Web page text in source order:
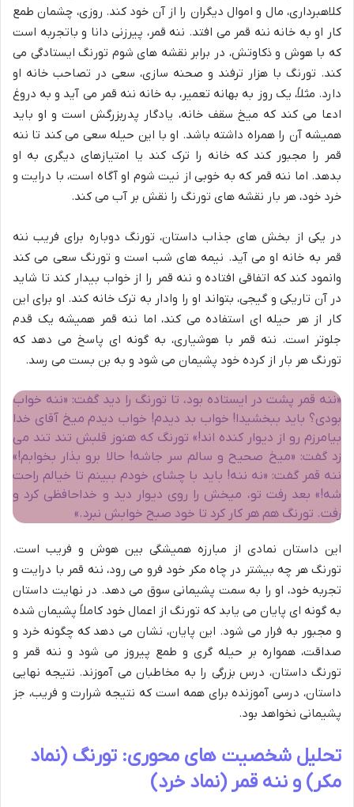
کلاهبرداری، مال و اموال دیگران را از آن خود کند. روزی، چشمان طمع
کار او به خانه ننه قمر می افتد. ننه قمر، پیرزنی دانا و باتجربه است
که با هوش و ذکاوتش، در برابر نقشه های شوم تورنگ ایستادگی می
کند. تورنگ با هزار ترفند و صحنه سازی، سعی در تصاحب خانه او
دارد. مثلاً، یک روز به بهانه تعمیر، به خانه ننه قمر می آید و به دروغ
ادعا می کند که میخ سقف خانه، یادگار پدربزرگش است و او باید
همیشه آن را همراه داشته باشد. او با این حیله سعی می کند تا ننه
قمر را مجبور کند که خانه را ترک کند یا امتیازهای دیگری به او
بدهد. اما ننه قمر که به خوبی از نیت شوم او آگاه است، با درایت و
خرد خود، هر بار نقشه های تورنگ را نقش بر آب می کند.
در یکی از بخش های جذاب داستان، تورنگ دوباره برای فریب ننه
قمر به خانه او می آید. نیمه های شب است و تورنگ سعی می کند
وانمود کند که اتفاقی افتاده و ننه قمر را از خواب بیدار کند تا شاید
در آن تاریکی و گیجی، بتواند او را وادار به ترک خانه کند. او برای این
کار از هر حیله ای استفاده می کند، اما ننه قمر همیشه یک قدم
جلوتر است. ننه قمر با هوشیاری، به گونه ای پاسخ می دهد که
تورنگ هر بار از کرده خود پشیمان می شود و به بن بست می رسد.
«ننه قمر پشت در ایستاده بود، تا تورنگ را دید گفت: «ننه خواب
بودی؟ باید ببخشیدا! خواب بد دیدم! خواب دیدم میخ آقای خدا
بیامرزم رو از دیوار کنده اند!» تورنگ که هنوز قلبش تند تند می
زد گفت: «میخ صحیح و سالم سر جاشه! حالا برو بذار بخوابم!»
ننه قمر گفت: «نه ننه! باید با چشای خودم ببینم تا خیالم راحت
شه!» بعد رفت تو، میخش را روی دیوار دید و خداحافظی کرد و
رفت. تورنگ هم هر کار کرد تا خود صبح خوابش نبرد.»
این داستان نمادی از مبارزه همیشگی بین هوش و فریب است.
تورنگ هر چه بیشتر در چاه مکر خود فرو می رود، ننه قمر با درایت و
تجربه خود، او را به سمت پشیمانی سوق می دهد. در نهایت داستان
به گونه ای پایان می یابد که تورنگ از اعمال خود کاملاً پشیمان شده
و مجبور به فرار می شود. این پایان، نشان می دهد که چگونه خرد و
صداقت، همواره بر حیله گری و طمع پیروز می شود و ننه قمر و
تورنگ داستان، درس بزرگی را به مخاطبان می آموزند. نتیجه نهایی
داستان، درسی آموزنده برای همه است که نتیجه شرارت و فریب، جز
پشیمانی نخواهد بود.
تحلیل شخصیت های محوری: تورنگ (نماد
مکر) و ننه قمر (نماد خرد)